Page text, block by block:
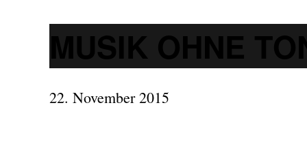
MUSIK OHNE
22. November 2015